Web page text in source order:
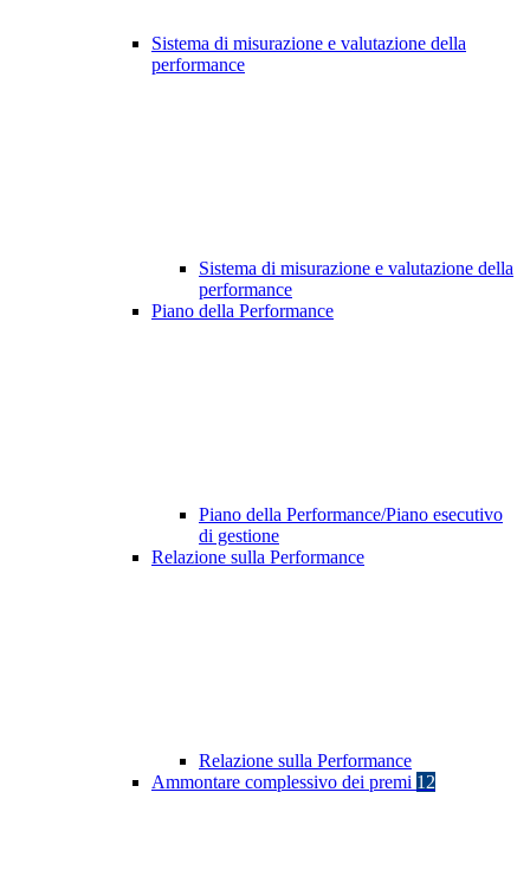
Sistema di misurazione e valutazione della
performance
Sistema di misurazione e valutazione della
performance
Piano della Performance
Piano della Performance/Piano esecutivo
di gestione
Relazione sulla Performance
Relazione sulla Performance
Ammontare complessivo dei premi 12